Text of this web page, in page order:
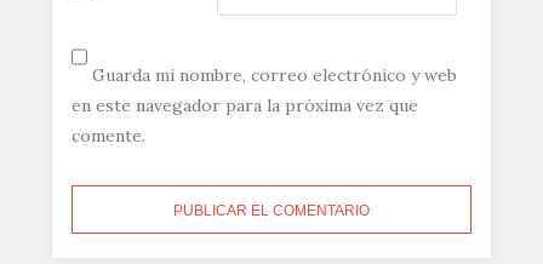
Guarda mi nombre, correo electrónico y web
en este navegador para la próxima vez que
comente.